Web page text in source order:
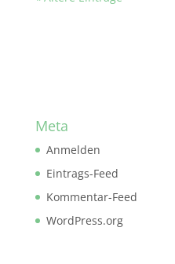
Meta
Anmelden
Eintrags-Feed
Kommentar-Feed
WordPress.org